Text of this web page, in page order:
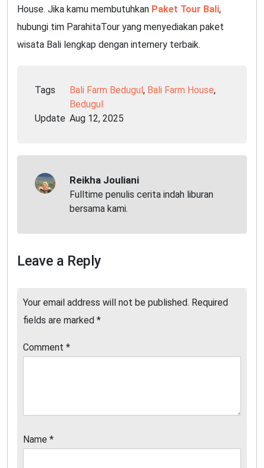
House. Jika kamu membutuhkan Paket Tour Bali,
hubungi tim ParahitaTour yang menyediakan paket
wisata Bali lengkap dengan internery terbaik.
Tags Bali Farm Bedugul, Bali Farm House,
Bedugul
Update Aug 12, 2025
Reikha Jouliani
Fulltime penulis cerita indah liburan
bersama kami.
Leave a Reply
Your email address will not be published. Required
fields are marked *
Comment *
Name *